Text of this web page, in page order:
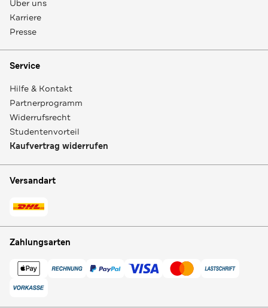
Über uns
Karriere
Presse
Service
Hilfe & Kontakt
Partnerprogramm
Widerrufsrecht
Studentenvorteil
Kaufvertrag widerrufen
Versandart
Zahlungsarten